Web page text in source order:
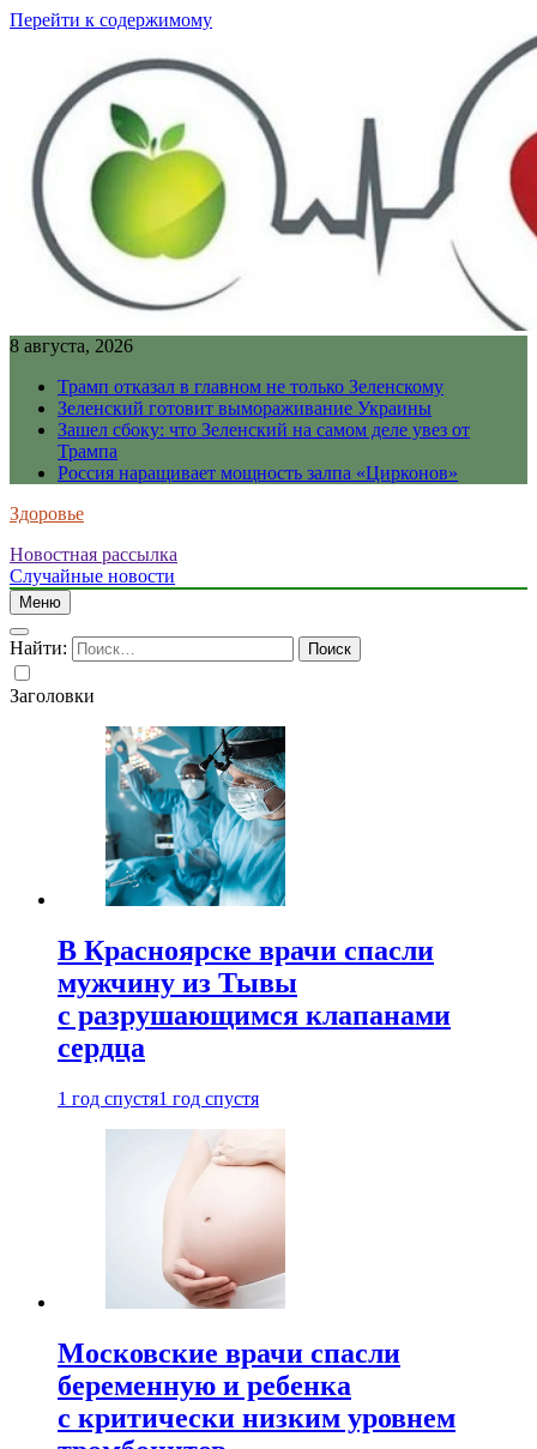
Перейти к содержимому
8 августа, 2026
Трамп отказал в главном не только Зеленскому
Зеленский готовит вымораживание Украины
Зашел сбоку: что Зеленский на самом деле увез от
Трампа
Россия наращивает мощность залпа «Цирконов»
Здоровье
Новостная рассылка
Случайные новости
Меню
Найти:
Заголовки
В Красноярске врачи спасли
мужчину из Тывы
с разрушающимся клапанами
сердца
1 год спустя1 год спустя
Московские врачи спасли
беременную и ребенка
с критически низким уровнем